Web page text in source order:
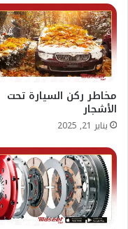
مخاطر ركن السيارة تحت
الأشجار
يناير 21, 2025